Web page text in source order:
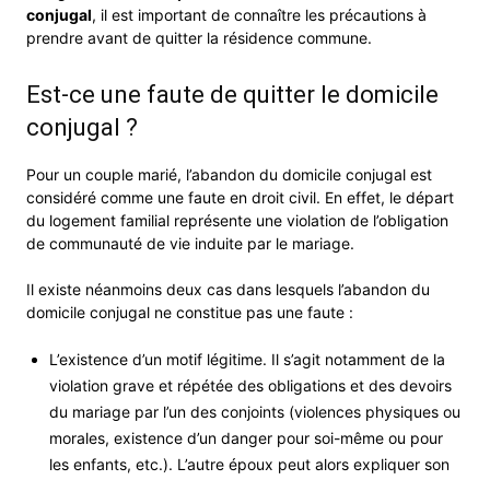
conjugal, il est important de connaître les précautions à
prendre avant de quitter la résidence commune.
Est-ce une faute de quitter le domicile
conjugal ?
Pour un couple marié, l’abandon du domicile conjugal est
considéré comme une faute en droit civil. En effet, le départ
du logement familial représente une violation de l’obligation
de communauté de vie induite par le mariage.
Il existe néanmoins deux cas dans lesquels l’abandon du
domicile conjugal ne constitue pas une faute :
L’existence d’un motif légitime. Il s’agit notamment de la
violation grave et répétée des obligations et des devoirs
du mariage par l’un des conjoints (violences physiques ou
morales, existence d’un danger pour soi-même ou pour
les enfants, etc.). L’autre époux peut alors expliquer son